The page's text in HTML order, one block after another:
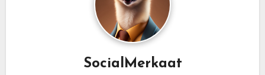
SocialMerkaat